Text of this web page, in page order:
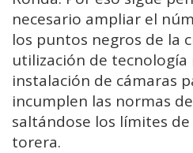
necesario ampliar el
los puntos negros de la
utilización de tecnología
instalación de cámaras
incumplen las normas
saltándose los límites
torera.